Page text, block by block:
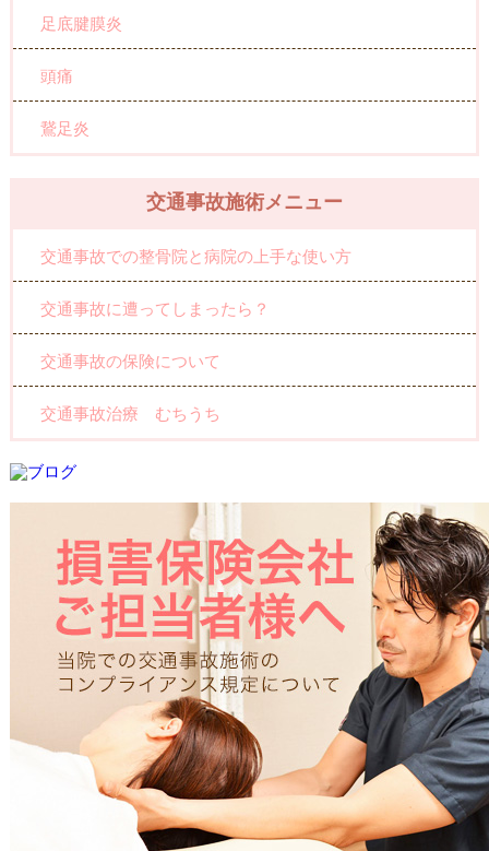
足底腱膜炎
頭痛
鵞足炎
交通事故施術メニュー
交通事故での整骨院と病院の上手な使い方
交通事故に遭ってしまったら？
交通事故の保険について
交通事故治療 むちうち